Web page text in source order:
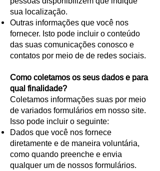
sua localização.
Outras informações que você nos
fornecer. Isto pode incluir o conteúdo
das suas comunicações conosco e
contatos por meio de de redes sociais.
Como coletamos os seus dados e para
qual finalidade?
Coletamos informações suas por meio
de variados formulários em nosso site.
Isso pode incluir o seguinte:
Dados que você nos fornece
diretamente e de maneira voluntária,
como quando preenche e envia
qualquer um de nossos formulários.